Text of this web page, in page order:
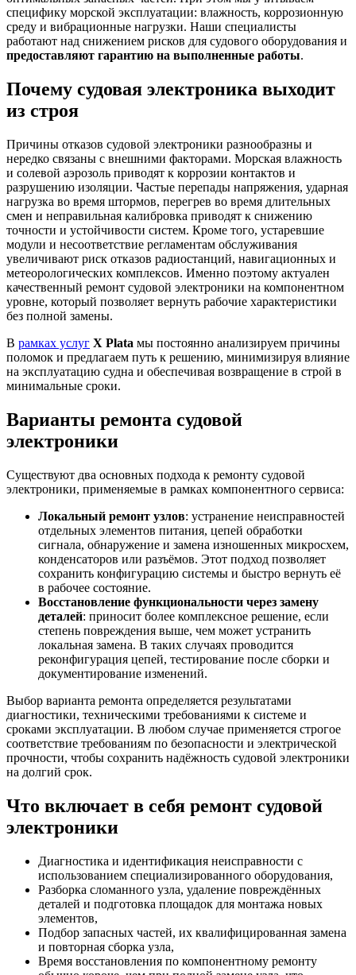
специфику морской эксплуатации: влажность, коррозионную
среду и вибрационные нагрузки. Наши специалисты
работают над снижением рисков для судового оборудования и
предоставляют гарантию на выполненные работы.
Почему судовая электроника выходит
из строя
Причины отказов судовой электроники разнообразны и
нередко связаны с внешними факторами. Морская влажность
и солевой аэрозоль приводят к коррозии контактов и
разрушению изоляции. Частые перепады напряжения, ударная
нагрузка во время штормов, перегрев во время длительных
смен и неправильная калибровка приводят к снижению
точности и устойчивости систем. Кроме того, устаревшие
модули и несоответствие регламентам обслуживания
увеличивают риск отказов радиостанций, навигационных и
метеорологических комплексов. Именно поэтому актуален
качественный ремонт судовой электроники на компонентном
уровне, который позволяет вернуть рабочие характеристики
без полной замены.
В рамках услуг X Plata мы постоянно анализируем причины
поломок и предлагаем путь к решению, минимизируя влияние
на эксплуатацию судна и обеспечивая возвращение в строй в
минимальные сроки.
Варианты ремонта судовой
электроники
Существуют два основных подхода к ремонту судовой
электроники, применяемые в рамках компонентного сервиса:
Локальный ремонт узлов: устранение неисправностей
отдельных элементов питания, цепей обработки
сигнала, обнаружение и замена изношенных микросхем,
конденсаторов или разъёмов. Этот подход позволяет
сохранить конфигурацию системы и быстро вернуть её
в рабочее состояние.
Восстановление функциональности через замену
деталей: приносит более комплексное решение, если
степень повреждения выше, чем может устранить
локальная замена. В таких случаях проводится
реконфигурация цепей, тестирование после сборки и
документирование изменений.
Выбор варианта ремонта определяется результатами
диагностики, техническими требованиями к системе и
сроками эксплуатации. В любом случае применяется строгое
соответствие требованиям по безопасности и электрической
прочности, чтобы сохранить надёжность судовой электроники
на долгий срок.
Что включает в себя ремонт судовой
электроники
Диагностика и идентификация неисправности с
использованием специализированного оборудования,
Разборка сломанного узла, удаление повреждённых
деталей и подготовка площадок для монтажа новых
элементов,
Подбор запасных частей, их квалифицированная замена
и повторная сборка узла,
Время восстановления по компонентному ремонту